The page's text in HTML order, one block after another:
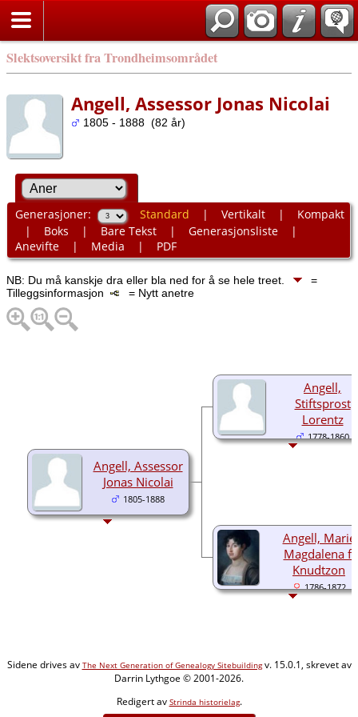
Slektsoversikt fra Trondheimsområdet
Angell, Assessor Jonas Nicolai
1805 - 1888 (82 år)
Generasjoner: Standard | Vertikalt| Kompakt
| Boks | Bare Tekst| Generasjonsliste|
Anevifte| Media | PDF
NB: Du må kanskje dra eller bla ned for å se hele treet.
=
Tilleggsinformasjon
= Nytt anetre
Angell, Assessor
Jonas Nicolai
1805-1888
Angell,
Stiftsprost
Lorentz
1778-1860
Angell, Marie
Magdalena f.
Knudtzon
1786-1872
Sidene drives av The Next Generation of Genealogy Sitebuildingv. 15.0.1, skrevet av
Darrin Lythgoe © 2001-2026.
Redigert av Strinda historielag.